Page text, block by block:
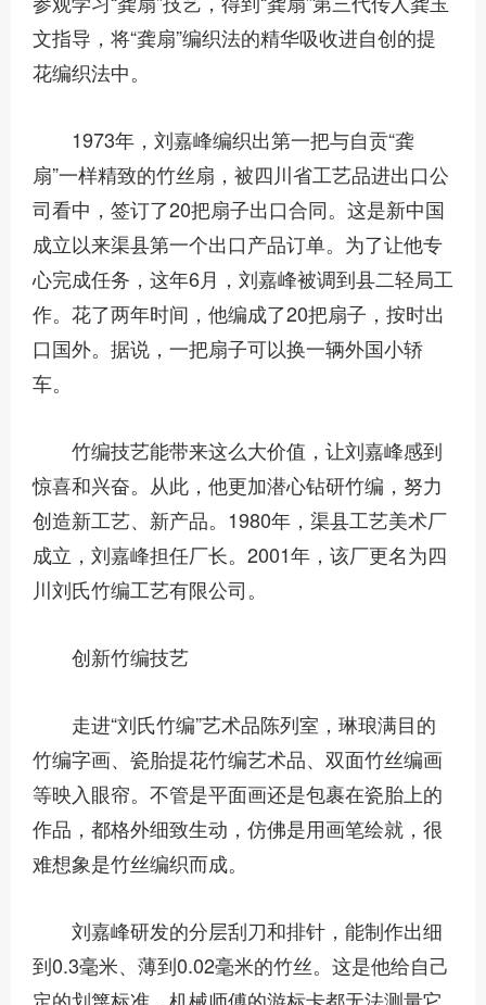
文指导，将“龚扇”编织法的精华吸收进自创的提
花编织法中。
1973年，刘嘉峰编织出第一把与自贡“龚
扇”一样精致的竹丝扇，被四川省工艺品进出口公
司看中，签订了20把扇子出口合同。这是新中国
成立以来渠县第一个出口产品订单。为了让他专
心完成任务，这年6月，刘嘉峰被调到县二轻局工
作。花了两年时间，他编成了20把扇子，按时出
口国外。据说，一把扇子可以换一辆外国小轿
车。
竹编技艺能带来这么大价值，让刘嘉峰感到
惊喜和兴奋。从此，他更加潜心钻研竹编，努力
创造新工艺、新产品。1980年，渠县工艺美术厂
成立，刘嘉峰担任厂长。2001年，该厂更名为四
川刘氏竹编工艺有限公司。
创新竹编技艺
走进“刘氏竹编”艺术品陈列室，琳琅满目的
竹编字画、瓷胎提花竹编艺术品、双面竹丝编画
等映入眼帘。不管是平面画还是包裹在瓷胎上的
作品，都格外细致生动，仿佛是用画笔绘就，很
难想象是竹丝编织而成。
刘嘉峰研发的分层刮刀和排针，能制作出细
到0.3毫米、薄到0.02毫米的竹丝。这是他给自己